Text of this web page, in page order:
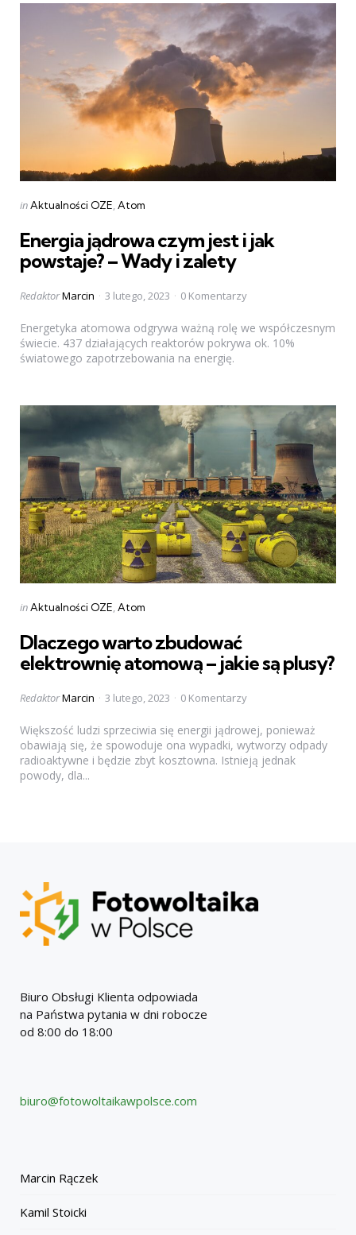
Categories
Posted
inAktualności OZE Atom
Energia jądrowa czym jest i jak
powstaje? – Wady i zalety
Posted
RedaktorMarcin 3 lutego, 2023 0 Komentarzy
Energetyka atomowa odgrywa ważną rolę we współczesnym
świecie. 437 działających reaktorów pokrywa ok. 10%
światowego zapotrzebowania na energię.
Categories
Posted
inAktualności OZE Atom
Dlaczego warto zbudować
elektrownię atomową – jakie są plusy?
Posted
RedaktorMarcin 3 lutego, 2023 0 Komentarzy
Większość ludzi sprzeciwia się energii jądrowej, ponieważ
obawiają się, że spowoduje ona wypadki, wytworzy odpady
radioaktywne i będzie zbyt kosztowna. Istnieją jednak
powody, dla...
Biuro Obsługi Klienta odpowiada
na Państwa pytania w dni robocze
od 8:00 do 18:00
biuro@fotowoltaikawpolsce.com
Marcin Rączek
Kamil Stoicki